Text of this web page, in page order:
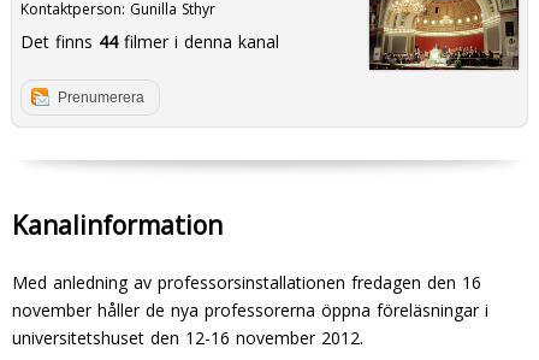
Kontaktperson: Gunilla Sthyr
Det finns 44filmer i denna kanal
Prenumerera
Kanalinformation
Med anledning av professorsinstallationen fredagen den 16
november håller de nya professorerna öppna föreläsningar i
universitetshuset den 12-16 november 2012.